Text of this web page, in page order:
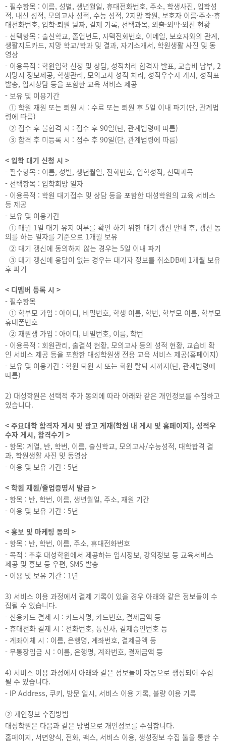
- 필수항목 : 이름, 성별, 생년월일, 휴대전화번호, 주소, 학생사진, 입학성
적, 내신 성적, 모의고사 성적, 수능 성적, 2지망 학원, 보호자 이름·주소·휴
대전화번호, 입학·퇴원 날짜, 결제 기록, 선택과목, 외출·외박·외진 현황
- 선택항목 : 출신학교, 졸업년도, 자택전화번호, 이메일, 보호자와의 관계,
생활지도카드, 지망 학교/학과 및 결과, 자기소개서, 학원생활 사진 및 동
영상
- 이용목적 : 학원입학 신청 및 상담, 성적처리 합격자 발표, 교습비 납부, 2
지망시 정보제공, 학생관리, 모의고사 성적 처리, 성적우수자 게시, 성적표
발송, 입시상담 등을 포함한 교육 서비스 제공
- 보유 및 이용기간
① 학원 재원 또는 퇴원 시 : 수료 또는 퇴원 후 5일 이내 파기(단, 관계법
령에 따름)
② 접수 후 불합격 시 : 접수 후 90일(단, 관계법령에 따름)
③ 합격 후 미등록 시 : 접수 후 90일(단, 관계법령에 따름)
< 입학 대기 신청 시 >
- 필수항목 : 이름, 성별, 생년월일, 전화번호, 입학성적, 선택과목
- 선택항목 : 입학희망 일자
- 이용목적 : 학원 대기접수 및 상담 등을 포함한 대성학원의 교육 서비스
등 제공
- 보유 및 이용기간
① 매월 1일 대기 유지 여부를 확인 하기 위한 대기 갱신 안내 후, 갱신 동
의를 하는 일자를 기준으로 1개월 보유
② 대기 갱신에 동의하지 않는 경우는 5일 이내 파기
③ 대기 갱신에 응답이 없는 경우는 대기자 정보를 취소DB에 1개월 보유
후 파기
< 디멤버 등록 시 >
- 필수항목
① 학부모 가입 : 아이디, 비밀번호, 학생 이름, 학번, 학부모 이름, 학부모
휴대폰번호
② 재원생 가입 : 아이디, 비밀번호, 이름, 학번
- 이용목적 : 회원관리, 출결석 현황, 모의고사 등의 성적 현황, 교습비 확
인 서비스 제공 등을 포함한 대성학원생 전용 교육 서비스 제공(홈페이지)
- 보유 및 이용기간 : 학원 퇴원 시 또는 회원 탈퇴 시까지(단, 관계법령에
따름)
2) 대성학원은 선택적 추가 동의에 따라 아래와 같은 개인정보를 수집하고
있습니다.
< 주요대학 합격자 게시 및 광고 게재(학원 내 게시 및 홈페이지), 성적우
수자 게시, 합격수기 >
- 항목: 계열, 반, 학번, 이름, 출신학교, 모의고사/수능성적, 대학합격 결
과, 학원생활 사진 및 동영상
- 이용 및 보유 기간 : 5년
< 학원 재원/졸업증명서 발급 >
- 항목 : 반, 학번, 이름, 생년월일, 주소, 재원 기간
- 이용 및 보유 기간 : 5년
< 홍보 및 마케팅 동의 >
- 항목 : 반, 학번, 이름, 주소, 휴대전화번호
- 목적 : 추후 대성학원에서 제공하는 입시정보, 강의정보 등 교육서비스
제공 및 홍보 등 우편, SMS 발송
- 이용 및 보유 기간 : 1년
3) 서비스 이용 과정에서 결제 기록이 있을 경우 아래와 같은 정보들이 수
집될 수 있습니다.
- 신용카드 결제 시 : 카드사명, 카드번호, 결제금액 등
- 휴대전화 결제 시 : 전화번호, 통신사, 결제승인번호 등
- 계좌이체 시 : 이름, 은행명, 계좌번호, 결제금액 등
- 무통장입금 시 : 이름, 은행명, 계좌번호, 결제금액 등
4) 서비스 이용 과정에서 아래와 같은 정보들이 자동으로 생성되어 수집
될 수 있습니다.
- IP Address, 쿠키, 방문 일시, 서비스 이용 기록, 불량 이용 기록
② 개인정보 수집방법
대성학원은 다음과 같은 방법으로 개인정보를 수집합니다.
홈페이지, 서면양식, 전화, 팩스, 서비스 이용, 생성정보 수집 툴을 통한 수